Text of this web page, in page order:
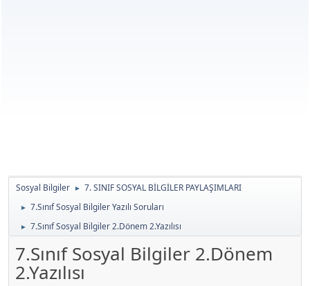
Sosyal Bilgiler ► 7. SINIF SOSYAL BİLGİLER PAYLAŞIMLARI
► 7.Sınıf Sosyal Bilgiler Yazılı Soruları
► 7.Sınıf Sosyal Bilgiler 2.Dönem 2.Yazılısı
7.Sınıf Sosyal Bilgiler 2.Dönem
2.Yazılısı